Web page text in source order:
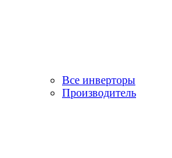
Все инверторы
Производитель